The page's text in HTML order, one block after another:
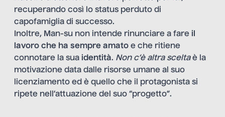
recuperando così lo status perduto di
capofamiglia di successo.
Inoltre, Man-su non intende rinunciare a fare il
lavoro che ha sempre amato e che ritiene
connotare la sua identità. Non c’è altra sceltaè la
motivazione data dalle risorse umane al suo
licenziamento ed è quello che il protagonista si
ripete nell’attuazione del suo “progetto”.